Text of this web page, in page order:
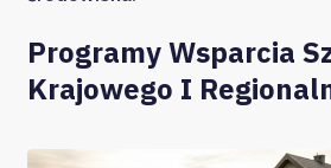
Programy Wsparcia
Krajowego I